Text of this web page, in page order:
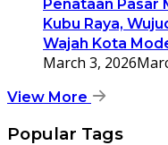
Penataan Pasar
Kubu Raya,
Wajah Kota
March 3, 2026
View More
Popular Tags